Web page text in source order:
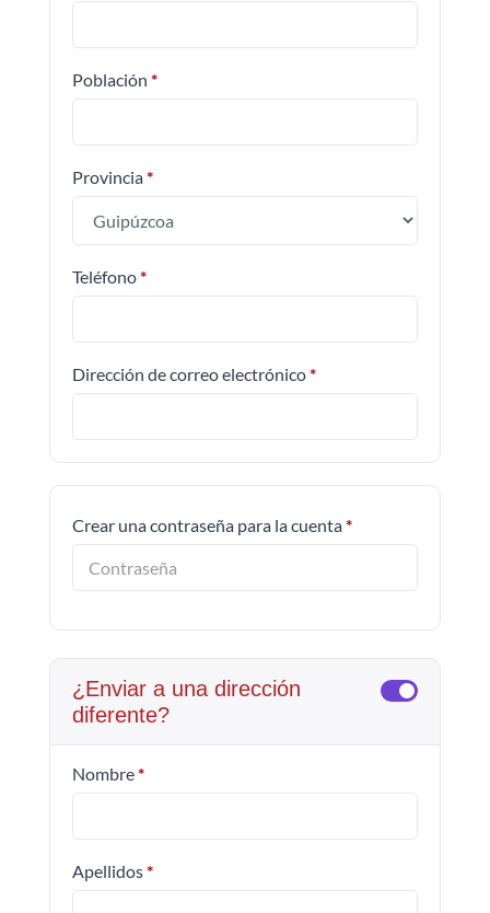
Población *
Provincia*
Teléfono*
Dirección de correo electrónico*
Crear una contraseña para la cuenta*
¿Enviar a una dirección
diferente?
Nombre*
Apellidos*